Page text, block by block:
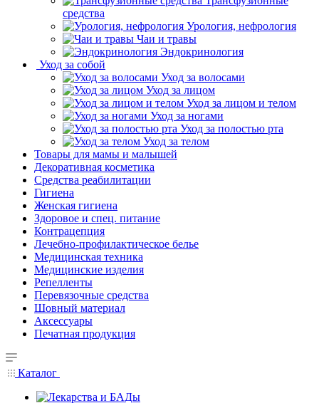
средства
Урология, нефрология
Чаи и травы
Эндокринология
Уход за собой
Уход за волосами
Уход за лицом
Уход за лицом и телом
Уход за ногами
Уход за полостью рта
Уход за телом
Товары для мамы и малышей
Декоративная косметика
Средства реабилитации
Гигиена
Женская гигиена
Здоровое и спец. питание
Контрацепция
Лечебно-профилактическое белье
Медицинская техника
Медицинские изделия
Репелленты
Перевязочные средства
Шовный материал
Аксессуары
Печатная продукция
Каталог